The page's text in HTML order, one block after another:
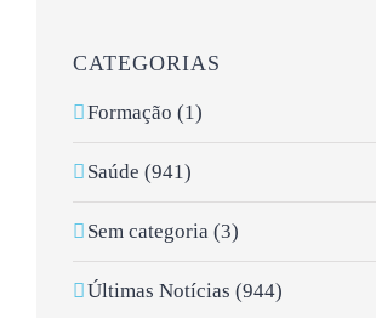
CATEGORIAS
Formação (1)
Saúde (941)
Sem categoria (3)
Últimas Notícias (944)